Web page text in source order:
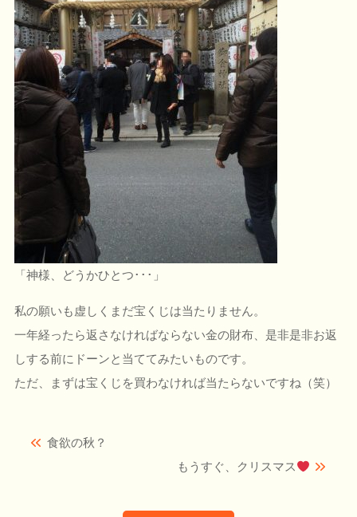
「神様、どうかひとつ･･･」
私の願いも虚しくまだ宝くじは当たりません。
一年経ったら返さなければならない金の財布、是非是非お返
しする前にドーンと当ててみたいものです。
ただ、まずは宝くじを買わなければ当たらないですね（笑）
食欲の秋？
もうすぐ、クリスマス